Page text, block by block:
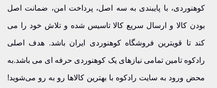
کوهنوردی، با پایبندی به سه اصل، پرداخت امن، ضمانت اصل
بودن کالا و ارسال سریع کالا تاسیس شده و تلاش خود را می
کند تا قویترین فروشگاه کوهنوردی ایران باشد. هدف اصلی
رادکوه تامین تمامی نیازهای یک کوهنوردی حرفه ای می باشد.به
محض ورود به سایت رادکوه با بهترین کالاها رو به رو می‌شوید!